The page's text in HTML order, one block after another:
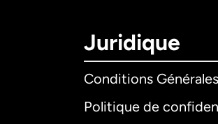
Juridique
Conditions Générales
Politique de